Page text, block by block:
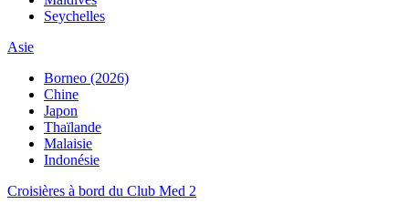
Seychelles
Asie
Borneo (2026)
Chine
Japon
Thaïlande
Malaisie
Indonésie
Croisières à bord du Club Med 2